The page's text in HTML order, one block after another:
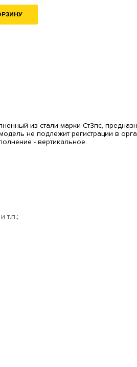
из стали марки Ст3пс,
не подлежит регистрации в
- вертикальное.
т.п.;